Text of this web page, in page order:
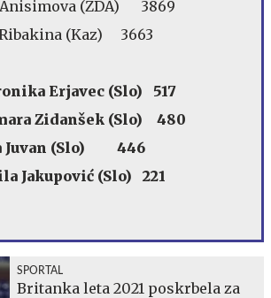
Anisimova (ZDA) 3869
Ribakina (Kaz) 3663
Erjavec (Slo) 517
Zidanšek (Slo) 480
Juvan (Slo) 446
Jakupović (Slo) 221
SPORTAL
Britanka leta 2021 poskrbela za